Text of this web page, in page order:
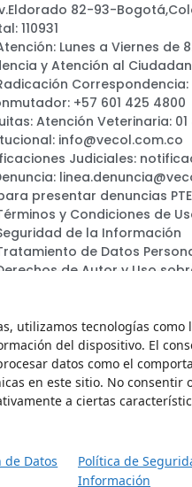
utilizamos tecnologías como
del dispositivo. El
datos como el
en este sitio. No consentir
a ciertas
de Datos
Política de
Información
82-93-
110931
Lunes a Viernes de
y Atención al
+57 601 425 4800
Atención Veterinaria: 01
info@vecol.com.co
Judiciales:
presentar denuncias
y Condiciones de
de la Información
de Datos
de Autor y Uso
Vecol